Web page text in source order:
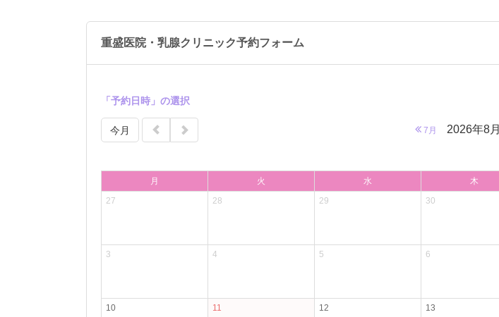
重盛医院・乳腺クリニック予約フォーム
「予約日時」の選択
今月 7月 2026年8月
月 火 水 木
27
28 29 30
3 4 5 6
10 11 12 13